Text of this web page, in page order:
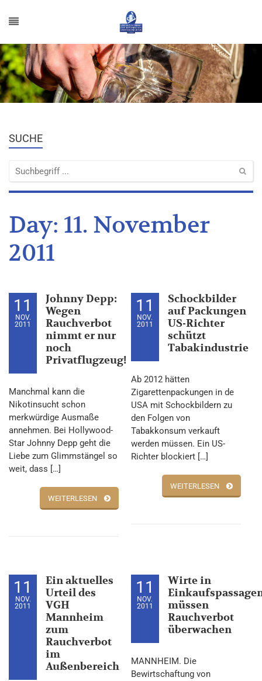
SUCHE
Day: 11. November
2011
11
NOV.
2011
Johnny Depp:
Wegen
Rauchverbot
nimmt er nur
noch
Privatflugzeug!
Manchmal kann die
Nikotinsucht schon
merkwürdige Ausmaße
annehmen. Bei Hollywood-
Star Johnny Depp geht die
Liebe zum Glimmstängel so
weit, dass […]
WEITERLESEN
11
NOV.
2011
Schockbilder
auf Packungen
US-Richter
schützt
Tabakindustrie
Ab 2012 hätten
Zigarettenpackungen in de
USA mit Schockbildern zu
den Folgen von
Tabakkonsum verkauft
werden müssen. Ein US-
Richter blockiert […]
WEITERLESEN
11
NOV.
2011
Ein aktuelles
Urteil des
VGH
Mannheim
zum
Rauchverbot
im
Außenbereich
11
NOV.
2011
Wirte in
müssen
Rauchverbot
überwachen
MANNHEIM. Die
Bewirtschaftung von